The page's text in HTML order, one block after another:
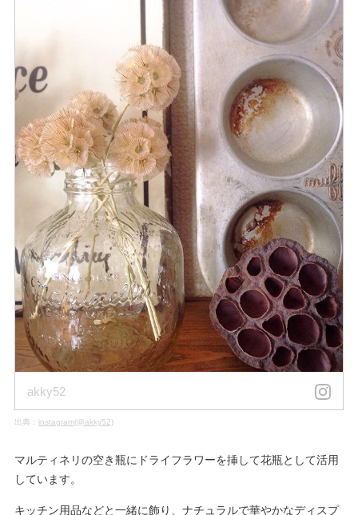
akky52
出典： instagram(@akky52)
マルティネリの空き瓶にドライフラワーを挿して花瓶として活用
しています。
キッチン用品などと一緒に飾り、ナチュラルで華やかなディスプ